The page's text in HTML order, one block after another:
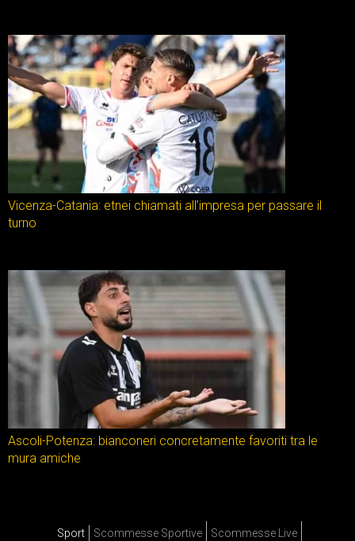
Vicenza-Catania: etnei chiamati all’impresa per passare il
turno
Ascoli-Potenza: bianconeri concretamente favoriti tra le
mura amiche
Sport Scommesse Sportive
Scommesse Live